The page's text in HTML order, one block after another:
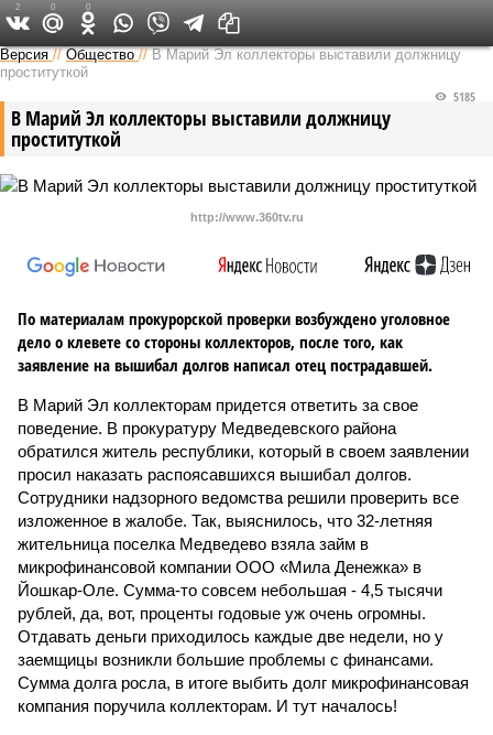
Версия в Чувашии
Версия //Общество //В Марий Эл коллекторы выставили должницу
проституткой
В Марий Эл коллекторы выставили должницу
проституткой
5185
http://www.360tv.ru
По материалам прокурорской проверки возбуждено уголовное
дело о клевете со стороны коллекторов, после того, как
заявление на вышибал долгов написал отец пострадавшей.
В Марий Эл коллекторам придется ответить за свое
поведение. В прокуратуру Медведевского района
обратился житель республики, который в своем заявлении
просил наказать распоясавшихся вышибал долгов.
Сотрудники надзорного ведомства решили проверить все
изложенное в жалобе. Так, выяснилось, что 32-летняя
жительница поселка Медведево взяла займ в
микрофинансовой компании ООО «Мила Денежка» в
Йошкар-Оле. Сумма-то совсем небольшая - 4,5 тысячи
рублей, да, вот, проценты годовые уж очень огромны.
Отдавать деньги приходилось каждые две недели, но у
заемщицы возникли большие проблемы с финансами.
Сумма долга росла, в итоге выбить долг микрофинансовая
компания поручила коллекторам. И тут началось!
2 0 0